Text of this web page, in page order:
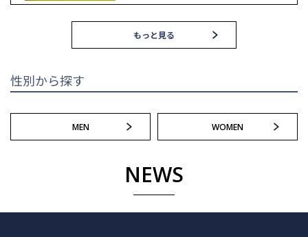
もっと見る
性別から探す
MEN WOMEN
NEWS